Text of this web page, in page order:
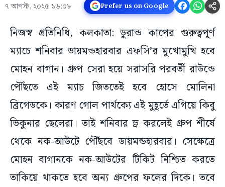
৭ আগস্ট, ২০২৫ ১৬:০৮ Prefer us on Google
নিজস্ব প্রতিনিধি, কলকাতা: ডুরান্ড কাপের গুরুত্বপূর্ণ
ম্যাচে শনিবার ডায়মন্ডহারবার এফসি’র মুখোমুখি হবে
মোহন বাগান। গ্রুপ সেরা হয়ে সরাসরি পরবর্তী রাউন্ডে
পৌঁছতে এই ম্যাচ জিততেই হবে হোসে মোলিনা
ব্রিগেডকে। কারণ গোল পার্থক্যে এই মুহূর্তে এগিয়ে কিবু
ভিকুনার ছেলেরা। তাই শনিবার ড্র করলেই গ্রুপ শীর্ষে
থেকে নক-আউটে পৌঁছবে ডায়মন্ডহারবার। সেক্ষেত্রে
মোহন বাগানকে নক-আউটের টিকিট নিশ্চিত করতে
তাকিয়ে থাকতে হবে অন্য গ্রুপের ফলের দিকে। তবে